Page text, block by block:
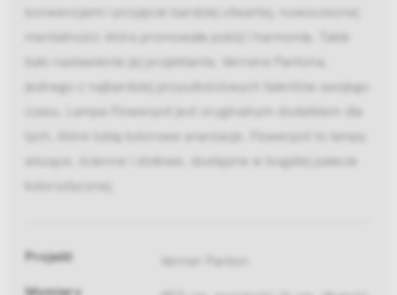
konwencjami i przyjęcie bardziej otwartej, nowoczesnej
mentalności, która promowała pokój i harmonię. Takie
było nastawienie jej projektanta, Vernera Pantona,
jednego z najbardziej przyszłościowych talentów swojego
czasu. Lampa Flowerpot jest oryginalnym dodatkiem dla
tych, które lubią kolorowe aranżacje. Flowerpot to lampy
wiszące, ścienne i stołowe, dostępne w bogatej palecie
kolorystycznej.
Projekt Verner Panton
Wymiary